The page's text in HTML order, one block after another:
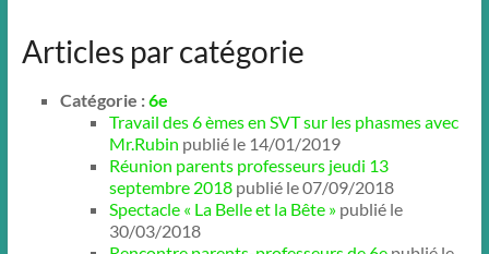
Articles par catégorie
Catégorie :6e
Travail des 6 èmes en SVT sur les phasmes avec
Mr.Rubin publié le 14/01/2019
Réunion parents professeurs jeudi 13
septembre 2018publié le 07/09/2018
Spectacle « La Belle et la Bête »publié le
30/03/2018